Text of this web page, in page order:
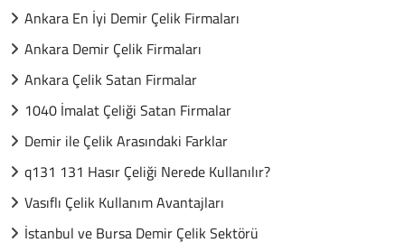
Ankara En İyi Demir Çelik Firmaları
Ankara Demir Çelik Firmaları
Ankara Çelik Satan Firmalar
1040 İmalat Çeliği Satan Firmalar
Demir ile Çelik Arasındaki Farklar
q131 131 Hasır Çeliği Nerede Kullanılır?
Vasıflı Çelik Kullanım Avantajları
İstanbul ve Bursa Demir Çelik Sektörü